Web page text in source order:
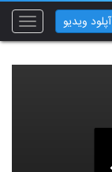
Toggle
آپلود ویدیو